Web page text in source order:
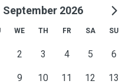
September 2026
WE TH FR SA SU
2 3 4 5 6
9 10 11 12 13